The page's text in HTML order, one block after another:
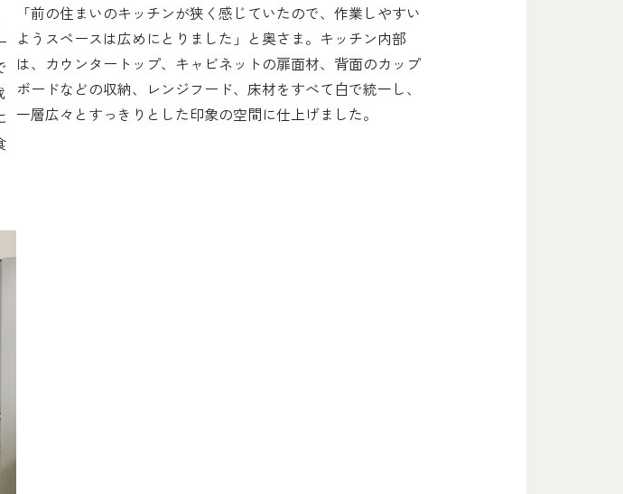
「前の住まいのキッチンが狭く感じていたので、作業しやすい
ようスペースは広めにとりました」と奥さま。キッチン内部
は、カウンタートップ、キャビネットの扉面材、背面のカップ
ボードなどの収納、レンジフード、床材をすべて白で統一し、
一層広々とすっきりとした印象の空間に仕上げました。